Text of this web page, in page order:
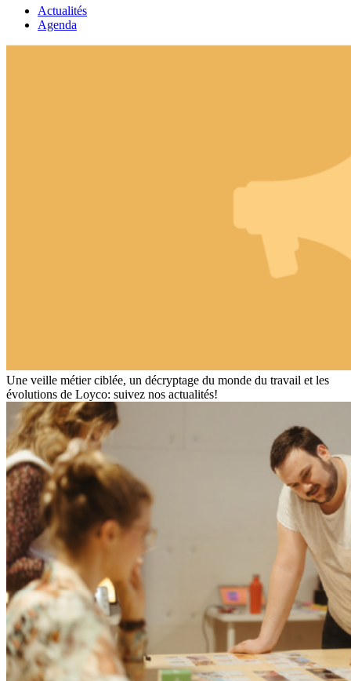
Actualités
Agenda
Une veille métier ciblée, un décryptage du monde du travail et les
évolutions de Loyco: suivez nos actualités!